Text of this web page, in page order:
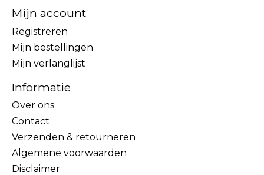
Mijn account
Registreren
Mijn bestellingen
Mijn verlanglijst
Informatie
Over ons
Contact
Verzenden & retourneren
Algemene voorwaarden
Disclaimer